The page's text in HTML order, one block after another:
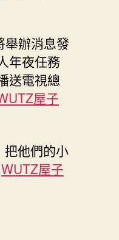
舉辦消息發
年夜任務
送電視總
屋子
把他們的小
WUTZ屋子